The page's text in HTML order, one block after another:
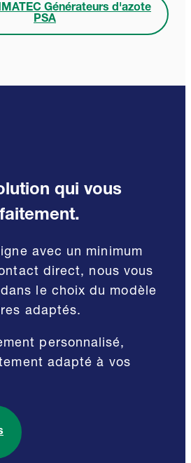
Générateurs d'azote
PSA
qui vous
avec un minimum
direct, nous vous
le choix du modèle
adaptés.
personnalisé,
adapté à vos